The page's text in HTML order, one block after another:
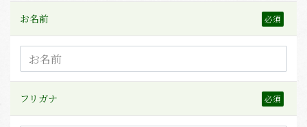
お名前
フリガナ